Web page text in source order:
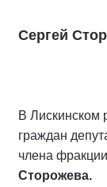
Сергей
В Лискинском
граждан
члена
Сторожева.